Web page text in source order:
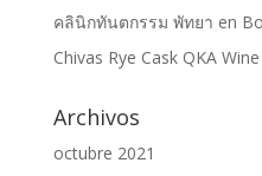
คลินิกทันตกรรม พัทยา en
Chivas Rye Cask QKA Wine
Archivos
octubre 2021